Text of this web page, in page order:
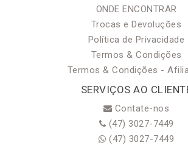
ONDE ENCONTRAR
Trocas e Devoluções
Política de Privacidade
Termos & Condições
Termos & Condições -
SERVIÇOS AO
Contate-nos
(47) 3027-7449
(47) 3027-7449